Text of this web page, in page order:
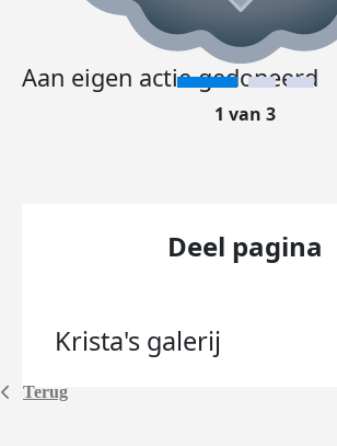
Terug
Aan eigen actie gedoneerd
1 van 3
Deel pagina
Krista's galerij